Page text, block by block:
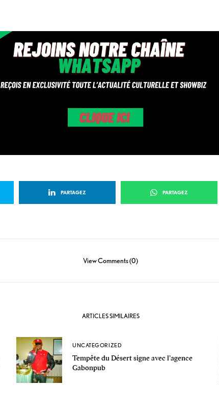
PARTAGEZ PARTAGEZ
View Comments (0)
ARTICLES SIMILAIRES
UNCATEGORIZED
Tempête du Désert signe avec l’agence
Gabonpub